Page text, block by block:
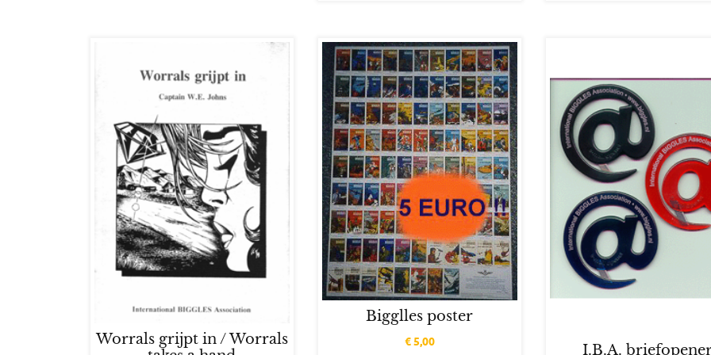
Worrals grijpt in / Worrals
Bigglles poster
€5,00
I.B.A.